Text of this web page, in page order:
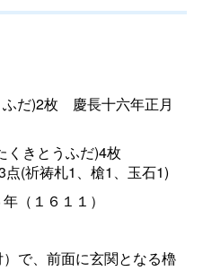
だ)2枚 慶長十六年正月
くきとうふだ)4枚
(祈祷札1、槍1、玉石1)
（１６１１）
で、前面に玄関となる櫓